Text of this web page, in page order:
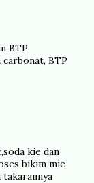
BTP
BTP
kie dan
bikim mie
takarannya